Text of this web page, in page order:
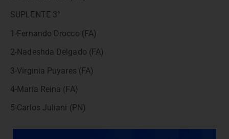
SUPLENTE 3°
1-Fernando Drocco (FA)
2-Nadeshda Delgado (FA)
3-Virginia Puyares (FA)
4-María Reina (FA)
5-Carlos Juliani (PN)